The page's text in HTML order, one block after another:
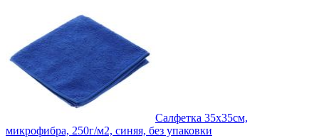
Салфетка 35х35см,
микрофибра, 250г/м2, синяя, без упаковки